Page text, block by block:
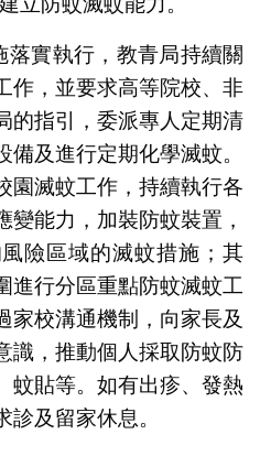
落實執行，教青局持續關
作，並要求高等院校、非
的指引，委派專人定期清
及進行定期化學滅蚊。
園滅蚊工作，持續執行各
能力，加裝防蚊裝置，
險區域的滅蚊措施；其
進行分區重點防蚊滅蚊工
家校溝通機制，向家長及
識，推動個人採取防蚊防
蚊貼等。如有出疹、發熱
及留家休息。